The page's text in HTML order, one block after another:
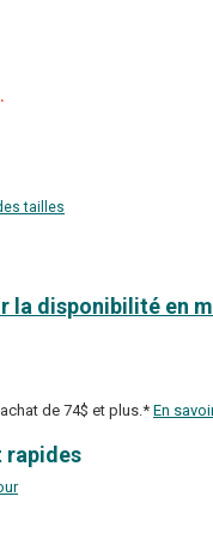
tailles
la disponibilité en
de 74$ et plus.*En
rapides